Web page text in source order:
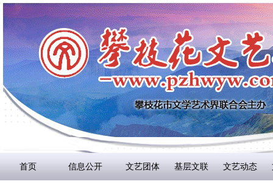
首页 信息公开 文艺团体 基层文联 文艺动态